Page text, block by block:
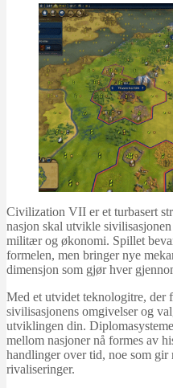
Civilization VII er et turbasert
nasjon skal utvikle
militær og økonomi. Spillet
formelen, men bringer nye
dimensjon som gjør hver
Med et utvidet teknologitre, der
sivilisasjonens omgivelser og
utviklingen din.
mellom nasjoner nå formes av
handlinger over tid, noe som gir
rivaliseringer.